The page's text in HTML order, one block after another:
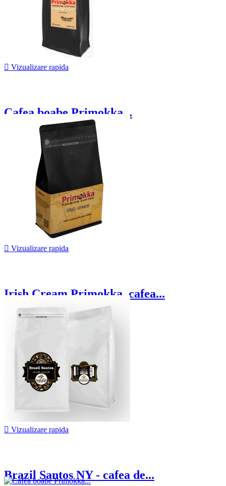
 Vizualizare rapida
Cafea boabe Primokka...
71,00 lei
 Vizualizare rapida
Irish Cream Primokka, cafea...
42,00 lei
 Vizualizare rapida
Brazil Santos NY - cafea de...